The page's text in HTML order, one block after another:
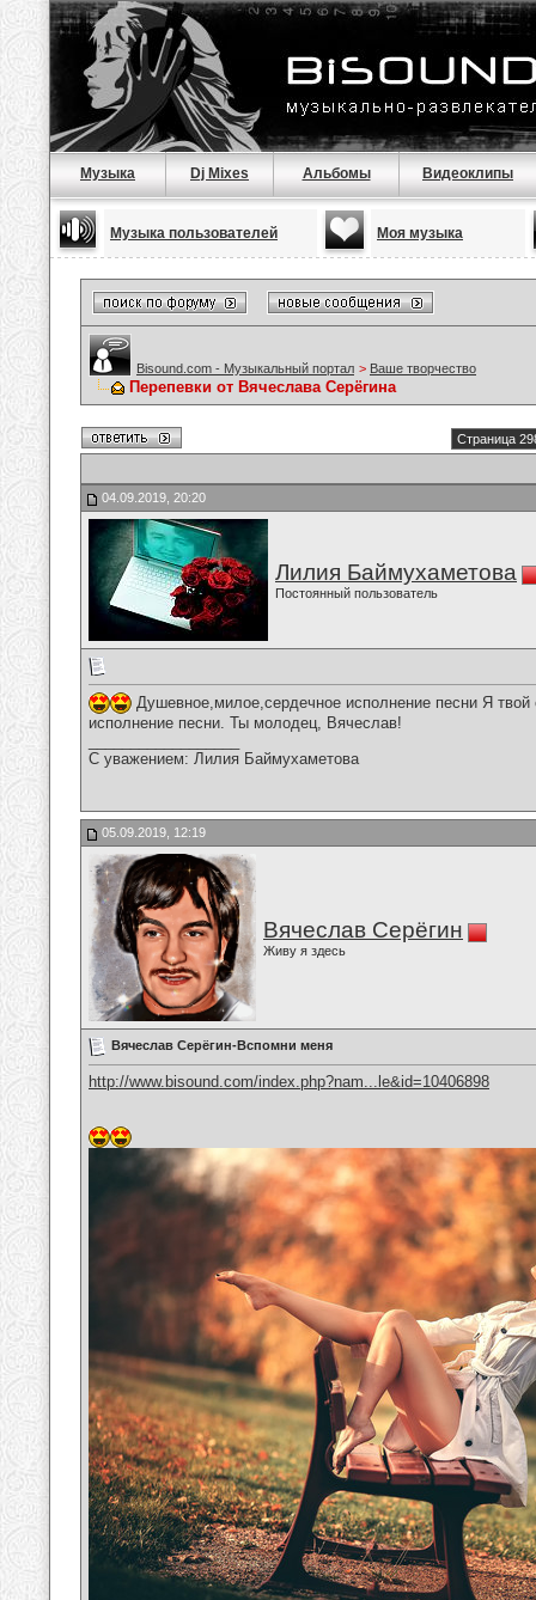
Музыка Dj Mixes Альбомы Видеоклипы
Музыка пользователей Моя музыка
Bisound.com - Музыкальный портал > Ваше творчество
Перепевки от Вячеслава Серёгина
Страница
04.09.2019, 20:20
Лилия Баймухаметова
Постоянный пользователь
Душевное,милое,сердечное исполнение песни Я
исполнение песни. Ты молодец, Вячеслав!
С уважением: Лилия Баймухаметова
05.09.2019, 12:19
Вячеслав Серёгин
Живу я здесь
Вячеслав Серёгин-Вспомни меня
http://www.bisound.com/index.php?nam...le&id=10406898